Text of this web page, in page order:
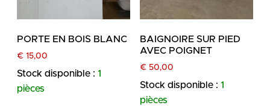
PORTE EN BOIS BLANC
€ 15,00
Stock disponible : 1
pièces
BAIGNOIRE SUR PIED
AVEC POIGNET
€ 50,00
Stock disponible : 1
pièces